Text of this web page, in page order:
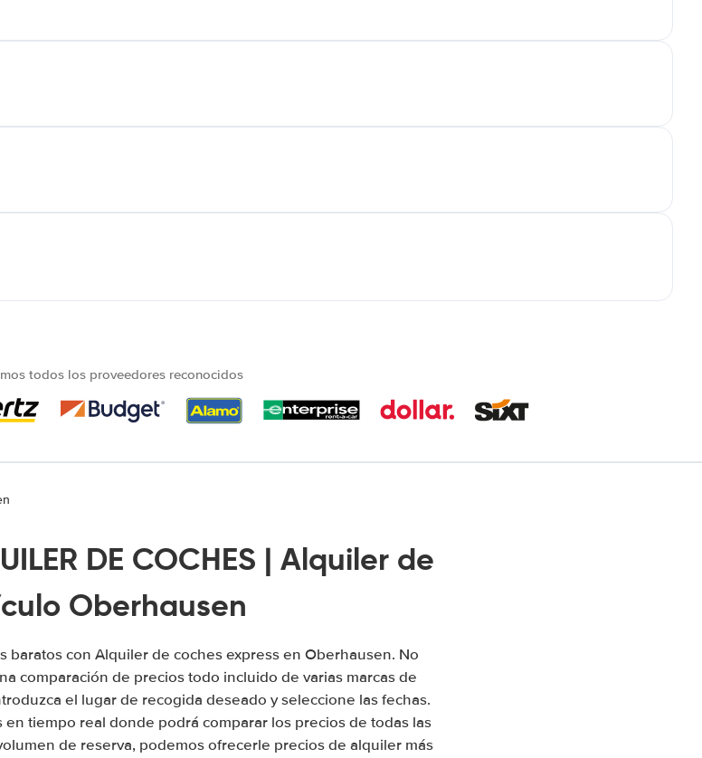
todos los proveedores reconocidos
DE COCHES | Alquiler de
Oberhausen
baratos con Alquiler de coches express en Oberhausen. No
comparación de precios todo incluido de varias marcas de
el lugar de recogida deseado y seleccione las fechas.
tiempo real donde podrá comparar los precios de todas las
de reserva, podemos ofrecerle precios de alquiler más